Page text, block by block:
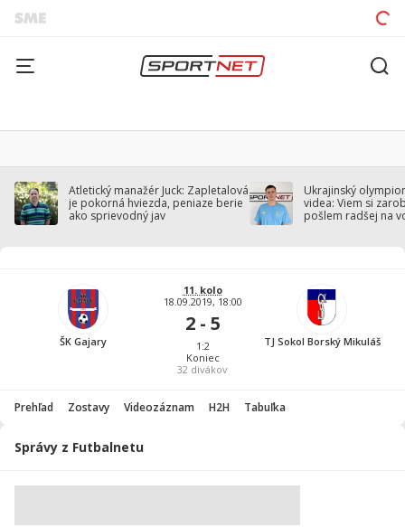
Atletický manažér Juck: Zapletalová
je pokorná hviezda, peniaze berie
ako sprievodný jav
Ukrajinský
videa: Viem si
pošlem radšej na
ŠK Gajary
11. kolo
18.09.2019, 18:00
2 - 5
1:2
Koniec
32 divákov
TJ Sokol Borský Mikuláš
Prehľad Zostavy Videozáznam H2H Tabuľka
Správy z Futbalnetu